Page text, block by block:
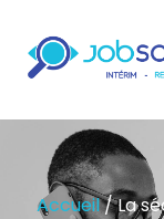
Accueil/La